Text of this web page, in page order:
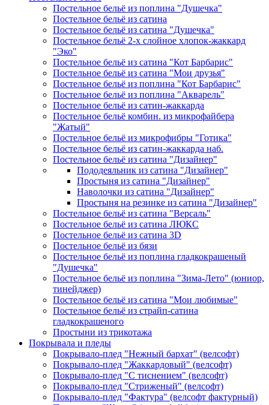
Постельное бельё из поплина "Душечка"
Постельное бельё из сатина
Постельное бельё из сатина "Душечка"
Постельное бельё 2-х слойное хлопок-жаккард
"Эко"
Постельное бельё из сатина "Кот Барбарис"
Постельное бельё из сатина "Мои друзья"
Постельное бельё из поплина "Кот Барбарис"
Постельное бельё из поплина "Акварель"
Постельное бельё из сатин-жаккарда
Постельное бельё комбин. из микрофайбера
"Жатый"
Постельное бельё из микрофибры "Готика"
Постельное бельё из сатин-жаккарда наб.
Постельное бельё из сатина "Дизайнер"
Пододеяльник из сатина "Дизайнер"
Простыня из сатина "Дизайнер"
Наволочки из сатина "Дизайнер"
Простыня на резинке из сатина "Дизайнер"
Постельное бельё из сатина "Версаль"
Постельное бельё из сатина ЛЮКС
Постельное бельё из сатина 3D
Постельное бельё из бязи
Постельное бельё из поплина гладкокрашеный
"Душечка"
Постельное бельё из поплина "Зима-Лето" (юниор,
тинейджер)
Постельное бельё из сатина "Мои любимые"
Постельное бельё из страйп-сатина
гладкокрашеного
Простыни из трикотажа
Покрывала и пледы
Покрывало-плед "Нежный бархат" (велсофт)
Покрывало-плед "Жаккардовый" (велсофт)
Покрывало-плед "С тиснением" (велсофт)
Покрывало-плед "Стриженый" (велсофт)
Покрывало-плед "Фактура" (велсофт фактурный)